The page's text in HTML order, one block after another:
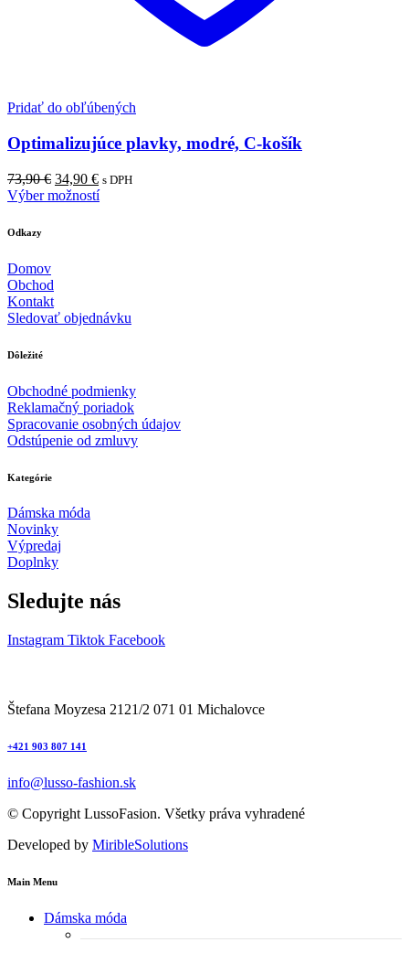
Pridať do obľúbených
Optimalizujúce plavky, modré, C-košík
73,90€ Pôvodná
cena
34,90 €Aktuálna
cena
s DPH
Výber možností
Odkazy
Domov
Obchod
Kontakt
Sledovať objednávku
Dôležité
Obchodné podmienky
Reklamačný poriadok
Spracovanie osobných údajov
Odstúpenie od zmluvy
Kategórie
Dámska móda
Novinky
Výpredaj
Doplnky
Sledujte nás
Instagram Tiktok Facebook
Štefana Moyzesa 2121/2 071 01 Michalovce
+421 903 807 141
info@lusso-fashion.sk
© Copyright LussoFasion. Všetky práva vyhradené
Developed by MiribleSolutions
Main Menu
Dámska móda